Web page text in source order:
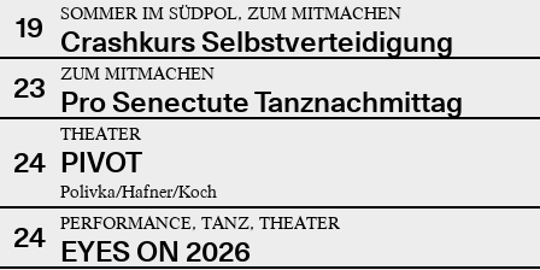
19 SOMMER IM SÜDPOL, ZUM MITMACHEN
Crashkurs Selbstverteidigung
23
ZUM MITMACHEN
Pro Senectute Tanznachmittag
24
THEATER
PIVOT
Polivka/Hafner/Koch
24 PERFORMANCE, TANZ, THEATER
EYES ON 2026